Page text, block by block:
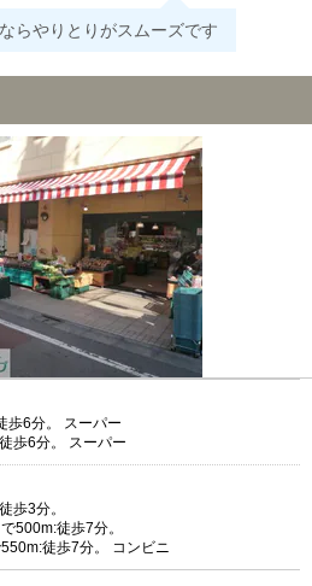
らやりとりがスムーズです
歩6分。 スーパー
歩6分。 スーパー
歩3分。
500m:徒歩7分。
徒歩7分。 コンビニ